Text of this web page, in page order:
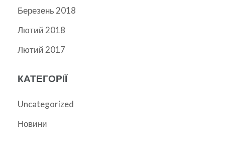
Березень 2018
Лютий 2018
Лютий 2017
КАТЕГОРІЇ
Uncategorized
Новини